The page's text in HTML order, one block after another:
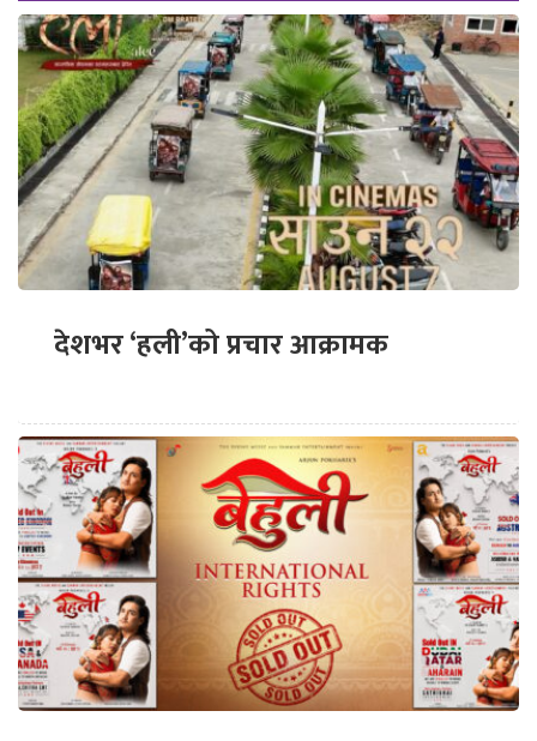
देशभर ‘हली’को प्रचार आक्रामक